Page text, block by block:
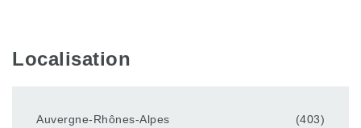
Localisation
Auvergne-Rhônes-Alpes
(403)